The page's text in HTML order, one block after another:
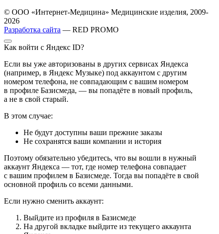
© ООО «Интернет-Медицина» Медицинские изделия, 2009-
2026
Разработка сайта — RED PROMO
Как войти с Яндекс ID?
Если вы уже авторизованы в других сервисах Яндекса
(например, в Яндекс Музыке) под аккаунтом с другим
номером телефона, не совпадающим с вашим номером
в профиле Базисмеда, — вы попадёте в новый профиль,
а не в свой старый.
В этом случае:
Не будут доступны ваши прежние заказы
Не сохранятся ваши компании и история
Поэтому обязательно убедитесь, что вы вошли в нужный
аккаунт Яндекса — тот, где номер телефона совпадает
с вашим профилем в Базисмеде. Тогда вы попадёте в свой
основной профиль со всеми данными.
Если нужно сменить аккаунт:
Выйдите из профиля в Базисмеде
На другой вкладке выйдите из текущего аккаунта